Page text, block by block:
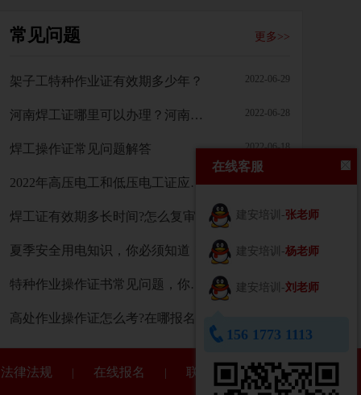
常见问题 更多>>
架子工特种作业证有效期多少年？ 2022-06-29
河南焊工证哪里可以办理？河南焊工证需要多少钱？ 2022-06-28
焊工操作证常见问题解答 2022-06-18
2022年高压电工和低压电工证应该去哪考试?
2022-04-25
夏季安全用电知识，你必须知道！ 2022-04-20
特种作业操作证书常见问题，你想知道的这里都有 2022-04-11
法律法规 在线报名 联系我们
在线客服
建安培训-张老师
建安培训-杨老师
建安培训-刘老师
156 1773 1113